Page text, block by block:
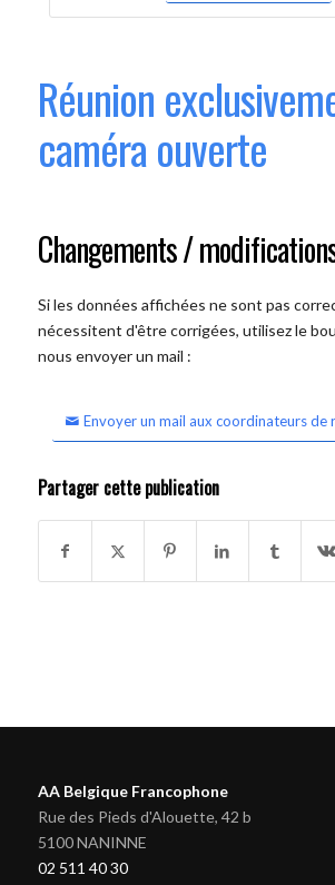
Réunion
caméra ouverte
Changements /
Si les données affichées ne sont pas
nécessitent d'être corrigées, utilisez le
nous envoyer un mail :
Envoyer un mail aux coordinateurs de
Partager cette publication
AA Belgique Francophone
Rue des Pieds d'Alouette, 42 b
5100 NANINNE
02 511 40 30